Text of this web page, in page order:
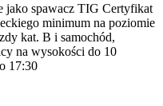
jako spawacz TIG Certyfikat
minimum na poziomie
kat. B i samochód,
na wysokości do 10
17:30